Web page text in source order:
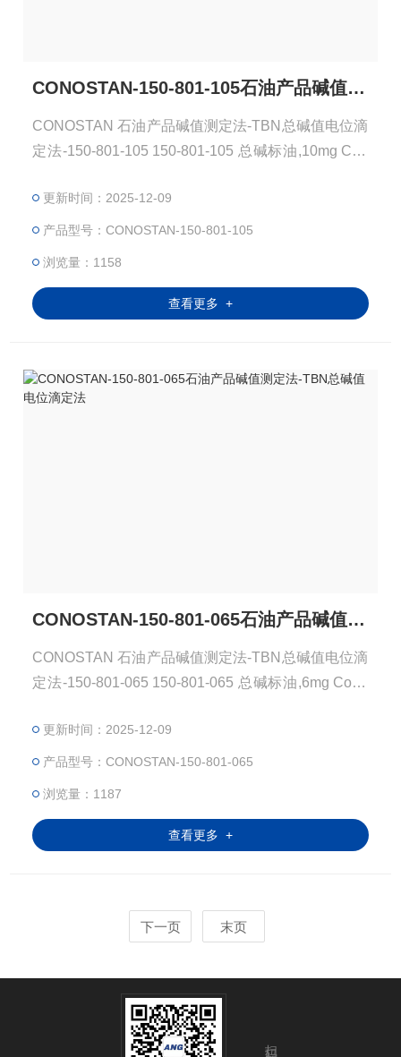
CONOSTAN-150-801-105石油产品碱值测定法-TBN总碱值电位滴定法
CONOSTAN 石油产品碱值测定法-TBN总碱值电位滴
定法-150-801-105 150-801-105 总碱标油,10mg Con
ber(TBN)：在规定的条件下滴定时，中和1g试样中全
部碱性组分所需高氯酸的量，以当量氢氧化钾毫克数
更新时间：2025-12-09
产品型号：CONOSTAN-150-801-105
浏览量：1158
查看更多 +
CONOSTAN-150-801-065石油产品碱值测定法-TBN总碱值电位滴定法
CONOSTAN 石油产品碱值测定法-TBN总碱值电位滴
定法-150-801-065 150-801-065 总碱标油,6mg Cono
r(TBN)：在规定的条件下滴定时，中和1g试样中全部
碱性组分所需高氯酸的量，以当量氢氧化钾毫克数表
更新时间：2025-12-09
产品型号：CONOSTAN-150-801-065
浏览量：1187
查看更多 +
下一页 末页
扫码加微信